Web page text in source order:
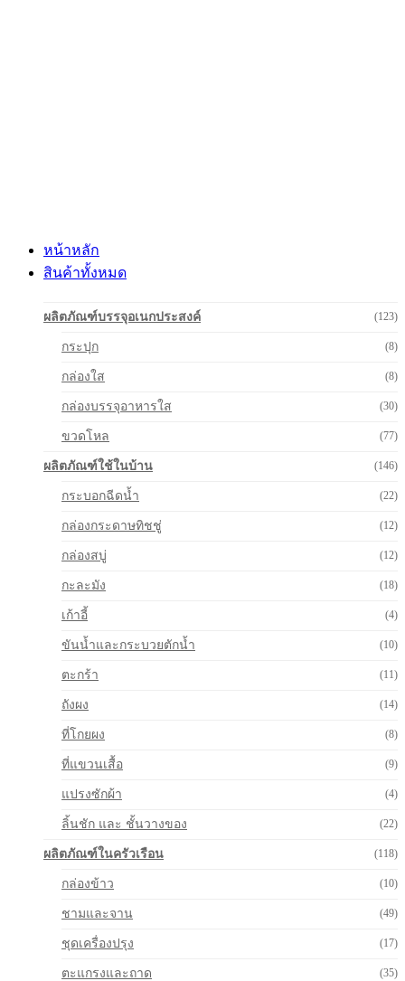
หน้าหลัก
สินค้าทั้งหมด
ผลิตภัณฑ์บรรจุอเนกประสงค์ (123)
กระปุก (8)
กล่องใส (8)
กล่องบรรจุอาหารใส (30)
ขวดโหล (77)
ผลิตภัณฑ์ใช้ในบ้าน (146)
กระบอกฉีดน้ำ (22)
กล่องกระดาษทิชชู่ (12)
กล่องสบู่ (12)
กะละมัง (18)
เก้าอี้ (4)
ขันน้ำและกระบวยตักน้ำ (10)
ตะกร้า (11)
ถังผง (14)
ที่โกยผง (8)
ที่แขวนเสื้อ (9)
แปรงซักผ้า (4)
ลิ้นชัก และ ชั้นวางของ (22)
ผลิตภัณฑ์ในครัวเรือน (118)
กล่องข้าว (10)
ชามและจาน (49)
ชุดเครื่องปรุง (17)
ตะแกรงและถาด (35)